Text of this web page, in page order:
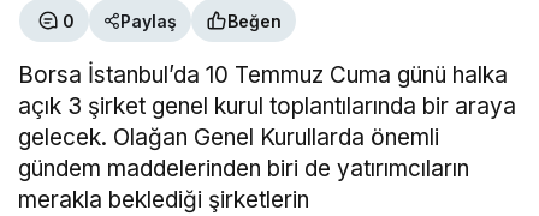
0 Paylaş Beğen
Borsa İstanbul’da 10 Temmuz Cuma günü halka
açık 3 şirket genel kurul toplantılarında bir araya
gelecek. Olağan Genel Kurullarda önemli
gündem maddelerinden biri de yatırımcıların
merakla beklediği şirketlerin